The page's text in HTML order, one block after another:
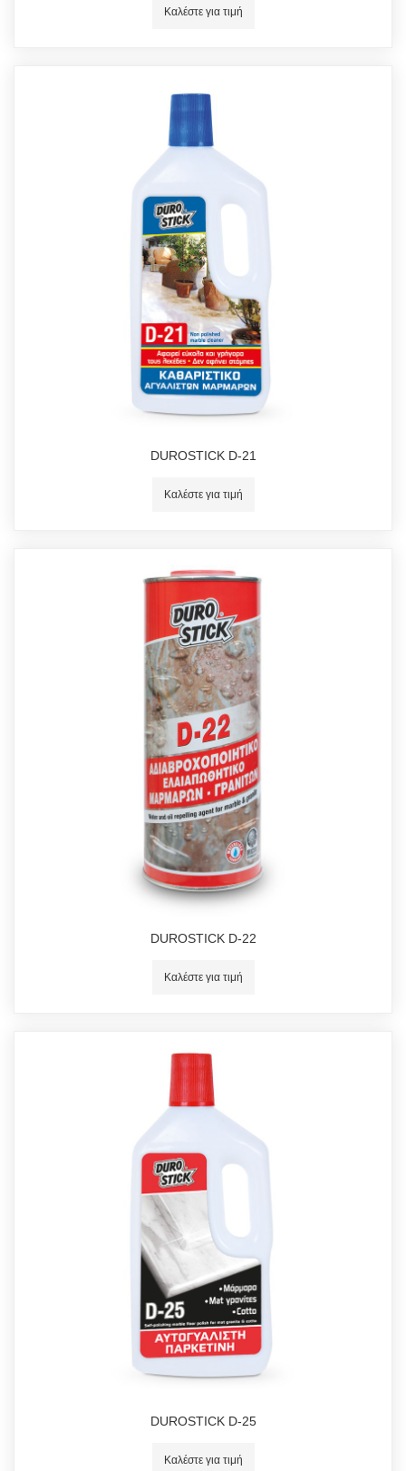
Καλέστε για τιμή
DUROSTICK D-21
Καλέστε για τιμή
DUROSTICK D-22
Καλέστε για τιμή
DUROSTICK D-25
Καλέστε για τιμή